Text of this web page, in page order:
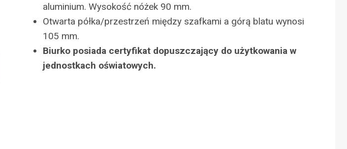
aluminium. Wysokość nóżek 90 mm.
Otwarta półka/przestrzeń między szafkami a górą blatu wynosi
105 mm.
Biurko posiada certyfikat dopuszczający do użytkowania w
jednostkach oświatowych.